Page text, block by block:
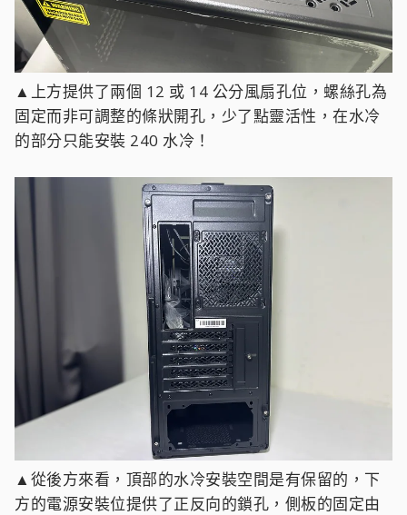
▲上方提供了兩個 12 或 14 公分風扇孔位，螺絲孔為
固定而非可調整的條狀開孔，少了點靈活性，在水冷
的部分只能安裝 240 水冷！
▲從後方來看，頂部的水冷安裝空間是有保留的，下
方的電源安裝位提供了正反向的鎖孔，側板的固定由